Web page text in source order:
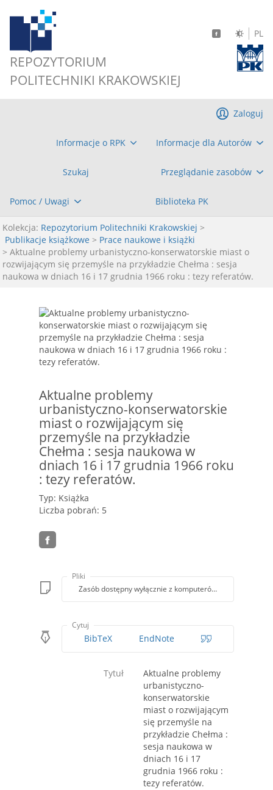
REPOZYTORIUM
POLITECHNIKI KRAKOWSKIEJ
PL
Informacje o RPK Informacje dla Autorów
Szukaj Przeglądanie zasobów
Pomoc / Uwagi Biblioteka PK
Zaloguj
Kolekcja: Repozytorium Politechniki Krakowskiej >
Publikacje książkowe > Prace naukowe i książki
> Aktualne problemy urbanistyczno-konserwatorskie miast o
rozwijającym się przemyśle na przykładzie Chełma : sesja
naukowa w dniach 16 i 17 grudnia 1966 roku : tezy referatów.
Aktualne problemy
urbanistyczno-konserwatorskie
miast o rozwijającym się
przemyśle na przykładzie
Chełma : sesja naukowa w
dniach 16 i 17 grudnia 1966 roku
: tezy referatów.
Typ: Książka
Liczba pobrań: 5
Pliki
Zasób dostępny wyłącznie z komputerów Biblioteki PK
Cytuj
BibTeX EndNote
Tytuł
Aktualne problemy
urbanistyczno-
konserwatorskie
miast o rozwijającym
się przemyśle na
przykładzie Chełma :
sesja naukowa w
dniach 16 i 17
grudnia 1966 roku :
tezy referatów.